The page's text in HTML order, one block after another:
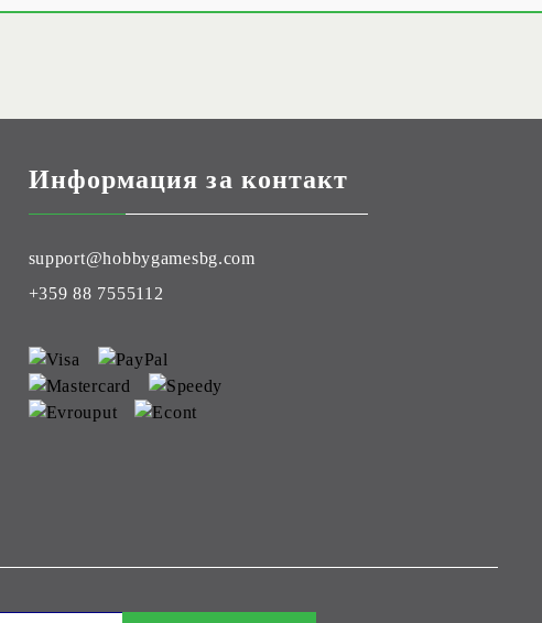
Информация за контакт
support@hobbygamesbg.com
+359 88 7555112